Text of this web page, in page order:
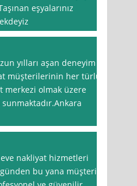
eşyalarınız
yılları aşan deneyim
müşterilerinin her türlü
merkezi olmak üzere
nakliyat hizmetleri
bu yana müşteri